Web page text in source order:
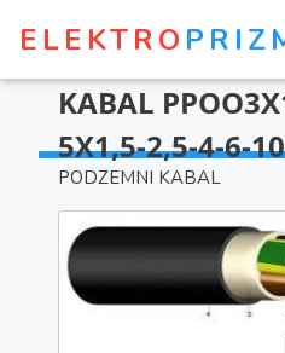
ELEKTRO
KABAL
5X1,5-2,5-4-6-
PODZEMNI KABAL